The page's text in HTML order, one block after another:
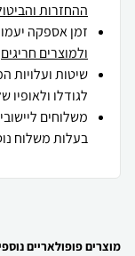
ההחזרות
זמן אספקה יעמוד על מקס' 7
ולמוצרים חריגים
שיטות ועלויות
לגודלו ולאופיו
משלוחים
בעלות משלוח
מוצרים פופולאריים